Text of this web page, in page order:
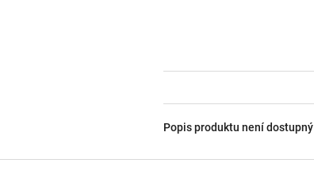
Popis produktu není dostupný